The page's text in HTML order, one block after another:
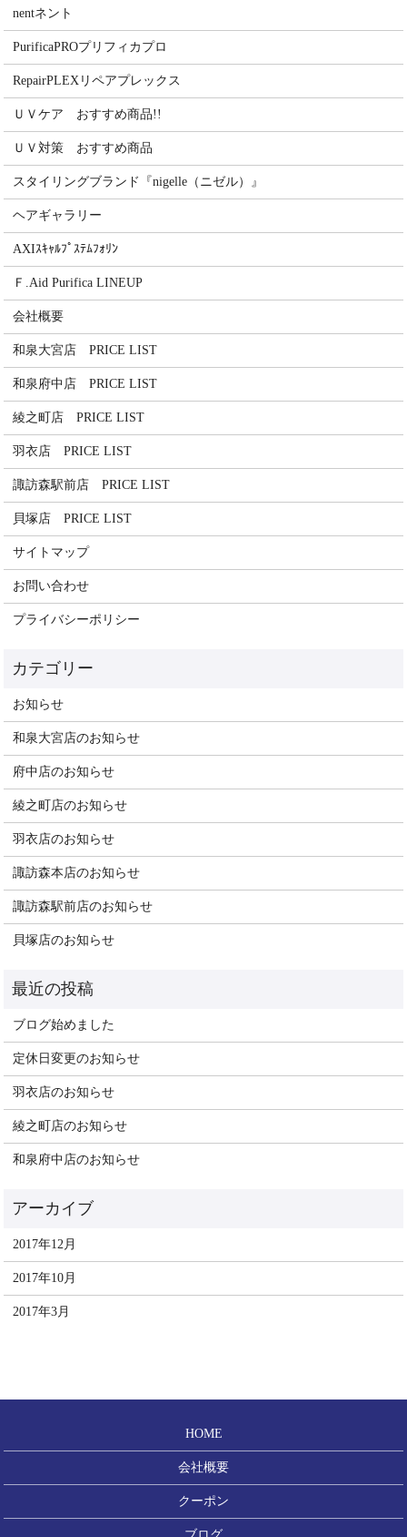
nentネント
PurificaPROプリフィカプロ
RepairPLEXリペアプレックス
ＵＶケア おすすめ商品!!
ＵＶ対策 おすすめ商品
スタイリングブランド『nigelle（ニゼル）』
ヘアギャラリー
AXIｽｷｬﾙﾌﾟｽﾃﾑﾌｫﾘﾝ
Ｆ.Aid Purifica LINEUP
会社概要
和泉大宮店 PRICE LIST
和泉府中店 PRICE LIST
綾之町店 PRICE LIST
羽衣店 PRICE LIST
諏訪森駅前店 PRICE LIST
貝塚店 PRICE LIST
サイトマップ
お問い合わせ
プライバシーポリシー
お知らせ
和泉大宮店のお知らせ
府中店のお知らせ
綾之町店のお知らせ
羽衣店のお知らせ
諏訪森本店のお知らせ
諏訪森駅前店のお知らせ
貝塚店のお知らせ
ブログ始めました
定休日変更のお知らせ
羽衣店のお知らせ
綾之町店のお知らせ
和泉府中店のお知らせ
2017年12月
2017年10月
2017年3月
HOME
会社概要
クーポン